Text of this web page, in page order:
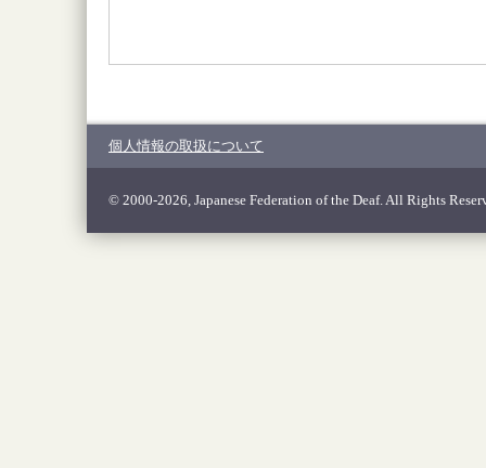
個人情報の取扱について
© 2000-2026, Japanese Federation of the Deaf. All Rights